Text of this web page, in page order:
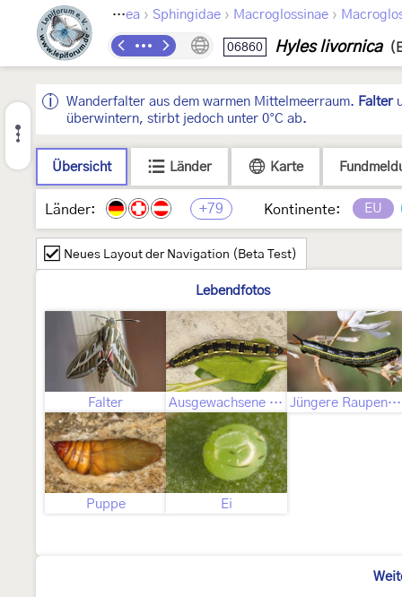
› Bombycoidea › Sphingidae › Macroglossinae ›
06860 Hyles livornica
Wanderfalter aus dem warmen Mittelmeerraum. Falter
überwintern, stirbt jedoch unter 0°C ab.
Übersicht Länder Karte
Länder: +79 Kontinente: EU
Neues Layout der Navigation (Beta Test)
Lebendfotos
Falter Ausgewachsene Raupe Jüngere Raupenstadien
Puppe Ei